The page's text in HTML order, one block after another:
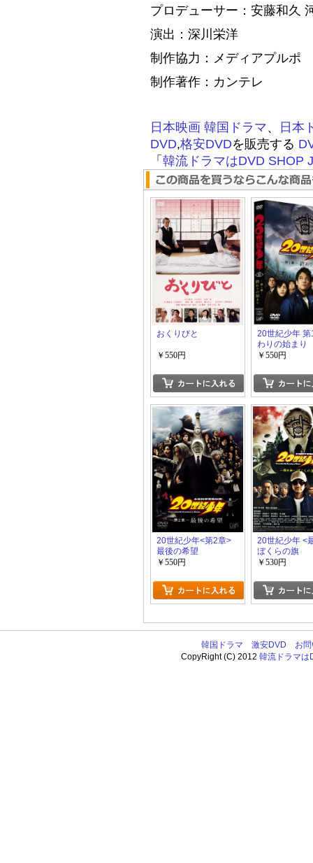
プロデューサー：安藤和久
演出：深川栄洋
制作協力：メディアプルポ
制作著作：カンテレ
日本映画 韓国ドラマ、
日本
DVD,格安DVDを販売する
「 韓流ドラマはDVD SHOP
おくりびと
￥550円
20世紀少年
わりの始まり
￥550円
20世紀少年<第2章>
最後の希望
￥550円
20世紀少年 <
ぼくらの旗
￥530円
韓国ドラマ 激安DVD
お
CopyRight (C) 2012韓流ドラマは